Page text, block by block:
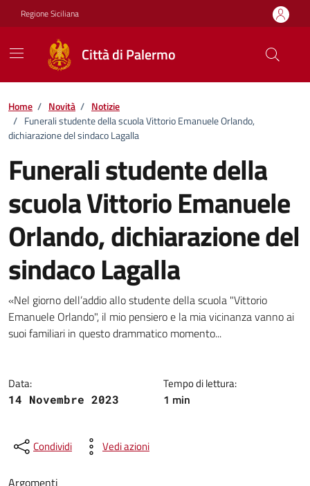
Vai ai contenuti
Vai al footer
Regione Siciliana
Città di Palermo
Home / Novità / Notizie
/ Funerali studente della scuola Vittorio Emanuele Orlando,
dichiarazione del sindaco Lagalla
Funerali studente della
scuola Vittorio Emanuele
Orlando, dichiarazione del
sindaco Lagalla
Dettagli della notizia
«Nel giorno dell’addio allo studente della scuola "Vittorio
Emanuele Orlando", il mio pensiero e la mia vicinanza vanno ai
suoi familiari in questo drammatico momento...
Data:
14 Novembre 2023
Tempo di lettura:
1 min
Condividi Vedi azioni
Argomenti